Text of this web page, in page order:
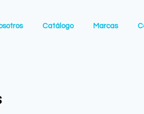
Catálogo Marcas